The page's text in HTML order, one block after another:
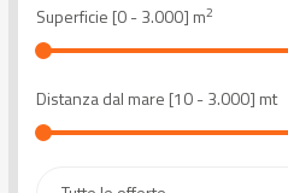
Superficie [0-3.000] m2
Distanza dal mare [10-3.000] mt